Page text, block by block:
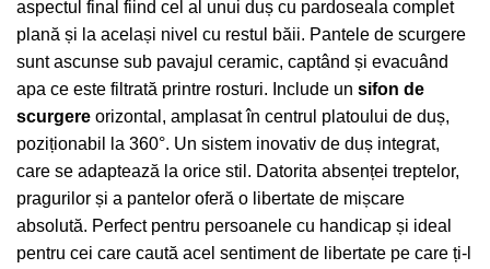
aspectul final fiind cel al unui duș cu pardoseala complet
plană și la același nivel cu restul băii. Pantele de scurgere
sunt ascunse sub pavajul ceramic, captând și evacuând
apa ce este filtrată printre rosturi. Include un sifon de
scurgere orizontal, amplasat în centrul platoului de duș,
poziționabil la 360°. Un sistem inovativ de duș integrat,
care se adaptează la orice stil. Datorita absenței treptelor,
pragurilor și a pantelor oferă o libertate de mișcare
absolută. Perfect pentru persoanele cu handicap și ideal
pentru cei care caută acel sentiment de libertate pe care ți-l